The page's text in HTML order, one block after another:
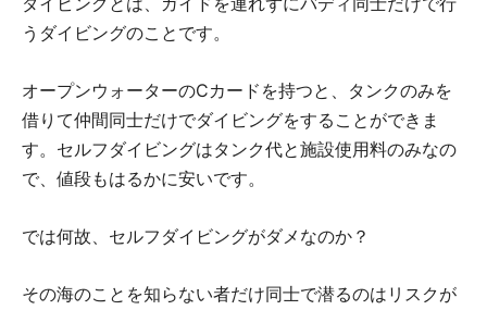
うダイビングのことです。
オープンウォーターのCカードを持つと、タンクのみを
借りて仲間同士だけでダイビングをすることができま
す。セルフダイビングはタンク代と施設使用料のみなの
で、値段もはるかに安いです。
では何故、セルフダイビングがダメなのか？
その海のことを知らない者だけ同士で潜るのはリスクが